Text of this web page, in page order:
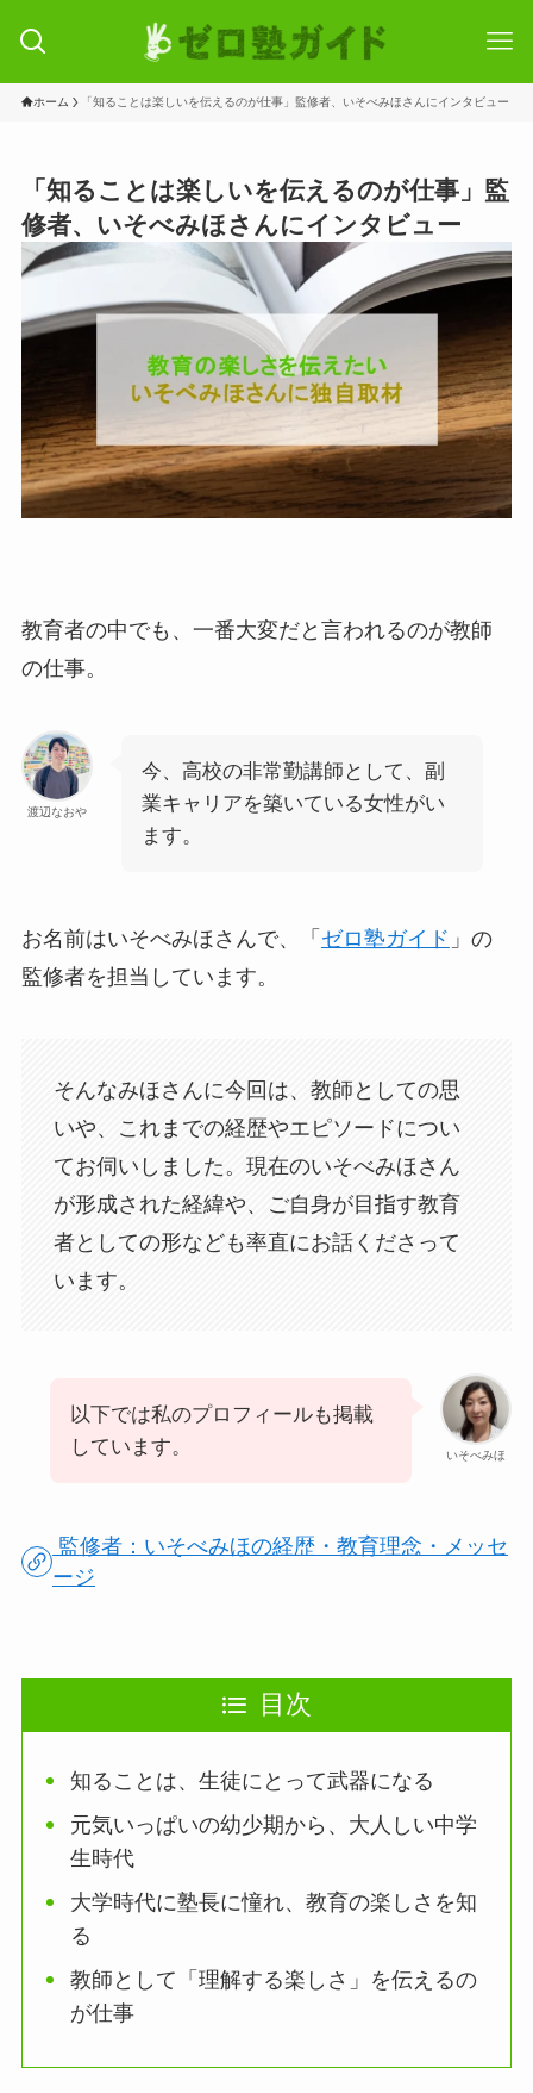
ホーム 「知ることは楽しいを伝えるのが仕事」監修者、いそべみほさんにインタビュー
「知ることは楽しいを伝えるのが仕事」監
修者、いそべみほさんにインタビュー
教育者の中でも、一番大変だと言われるのが教師
の仕事。
渡辺なおや
今、高校の非常勤講師として、副
業キャリアを築いている女性がい
ます。
お名前はいそべみほさんで、「 ゼロ塾ガイド 」の
監修者を担当しています。
そんなみほさんに今回は、教師としての思
いや、これまでの経歴やエピソードについ
てお伺いしました。現在のいそべみほさん
が形成された経緯や、ご自身が目指す教育
者としての形なども率直にお話くださって
います。
いそべみほ
以下では私のプロフィールも掲載
しています。
監修者：いそべみほの経歴・教育理念・メッセ
ージ
目次
知ることは、生徒にとって武器になる
元気いっぱいの幼少期から、大人しい中学
生時代
大学時代に塾長に憧れ、教育の楽しさを知
る
教師として「理解する楽しさ」を伝えるの
が仕事